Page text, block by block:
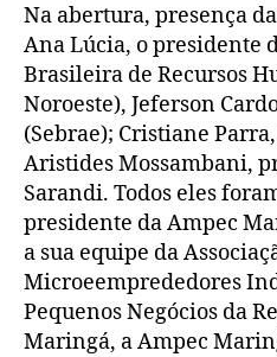
Na abertura, presença
Ana Lúcia, o presidente
Brasileira de Recursos
Noroeste), Jeferson
(Sebrae); Cristiane
Aristides Mossambani,
Sarandi. Todos eles
presidente da Ampec
a sua equipe da
Microeemprededores
Pequenos Negócios da
Maringá, a Ampec